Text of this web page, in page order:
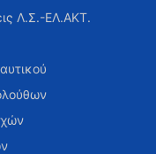
Λ.Σ.-ΕΛ.ΑΚΤ.